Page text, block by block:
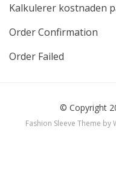
Kalkulerer kostnaden
Order Confirmation
Order Failed
© Copyright
Fashion Sleeve Theme by